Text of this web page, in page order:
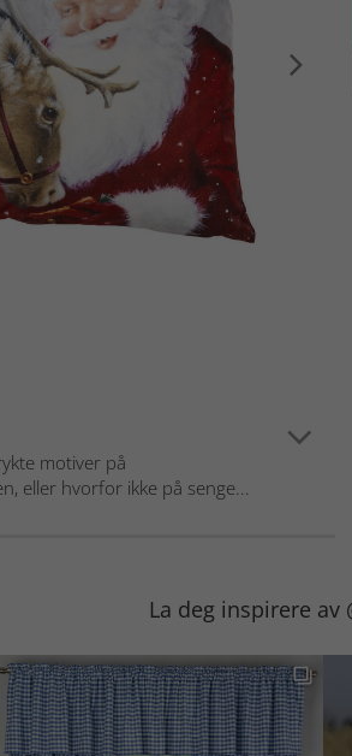
motiver på
eller hvorfor ikke på senge...
La deg inspirere av